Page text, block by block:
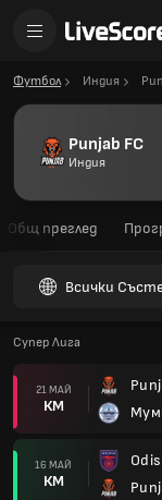
Футбол Индия
Punjab FC
Индия
Общ преглед
Всички
Супер Лига
21 МАЙ
КМ
16 МАЙ
КМ